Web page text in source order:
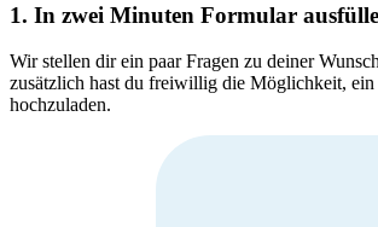
1. In zwei Minuten Formular
Wir stellen dir ein paar Fragen zu deiner
zusätzlich hast du freiwillig die Möglichkeit, ein
hochzuladen.